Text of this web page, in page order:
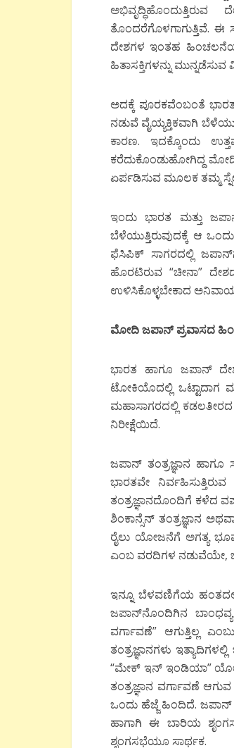
ತೊಂದರೆಗೊಳಗಾಗುತ್ತಿವೆ. ಈ
ದೇಶಗಳ ಇಂತಹ ಹಿಂಚಲನೆಯ
ಹಿತಾಸಕ್ತಿಗಳನ್ನು
ಅದಕ್ಕೆ ಪೂರಕವೆಂಬಂತೆ
ನಡುವೆ ವೈಯ್ಯಕ್ತಿಕವಾಗಿ
ಕಾರಣ. ಇದಕ್ಕೊಂದು
ಕರೆದುಕೊಂಡುಹೋಗಿದ್ದ
ಏರ್ಪಡಿಸುವ ಮೂಲಕ ತಮ್ಮ
ಇಂದು ಭಾರತ ಮತ್ತು
ಬೆಳೆಯುತ್ತಿರುವುದಕ್ಕೆ ಆ
ಫೆಸಿಪಿಕ್ ಸಾಗರದಲ್ಲಿ
ಹೊರಟಿರುವ “ಚೀನಾ”
ಉಳಿಸಿಕೊಳ್ಳಬೇಕಾದ
ಮೋದಿ ಜಪಾನ್ ಪ್ರವಾಸದ
ಭಾರತ ಹಾಗೂ ಜಪಾನ್
ಟೋಕಿಯೊದಲ್ಲಿ ಒಟ್ಟಾದಾಗ
ಮಹಾಸಾಗರದಲ್ಲಿ ಕಡಲತೀರದ
ನಿರೀಕ್ಷೆಯಿದೆ.
ಜಪಾನ್ ತಂತ್ರಜ್ಞಾನ
ಭಾರತವೇ
ತಂತ್ರಜ್ಞಾನದೊಂದಿಗೆ ಕಳೆದ
ಶಿಂಕಾನ್ಸೆನ್ ತಂತ್ರಜ್ಞಾನ
ರೈಲು ಯೋಜನೆಗೆ ಅಗತ್ಯ
ಎಂಬ ವರದಿಗಳ ನಡುವೆಯೇ,
ಇನ್ನೂ ಬೆಳವಣಿಗೆಯ
ಜಪಾನ್‍ನೊಂದಿಗಿನ
ವರ್ಗಾವಣೆ” ಆಗುತ್ತಿಲ್ಲ
ತಂತ್ರಜ್ಞಾನಗಳು
“ಮೇಕ್ ಇನ್ ಇಂಡಿಯಾ”
ತಂತ್ರಜ್ಞಾನ ವರ್ಗಾವಣೆ
ಒಂದು ಹೆಜ್ಜೆ ಹಿಂದಿದೆ. ಜಪಾನ್
ಹಾಗಾಗಿ ಈ ಬಾರಿಯ
ಶೃಂಗಸಭೆಯೂ ಸಾರ್ಥಕ.